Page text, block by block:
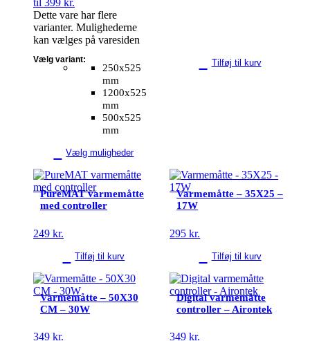
til 399 kr.
250x525
mm
1200x525
mm
500x525
mm
Vælg variant:
Vælg muligheder
Dette vare har flere
varianter. Mulighederne
kan vælges på varesiden
Tilføj til kurv
PureMAT varmemåtte
med controller
249 kr.
Tilføj til kurv
Varmemåtte – 35X25 –
17W
295kr.
Tilføj til kurv
Varmemåtte – 50X30
CM – 30W
349 kr.
Digital varmemåtte
controller – Airontek
349kr.